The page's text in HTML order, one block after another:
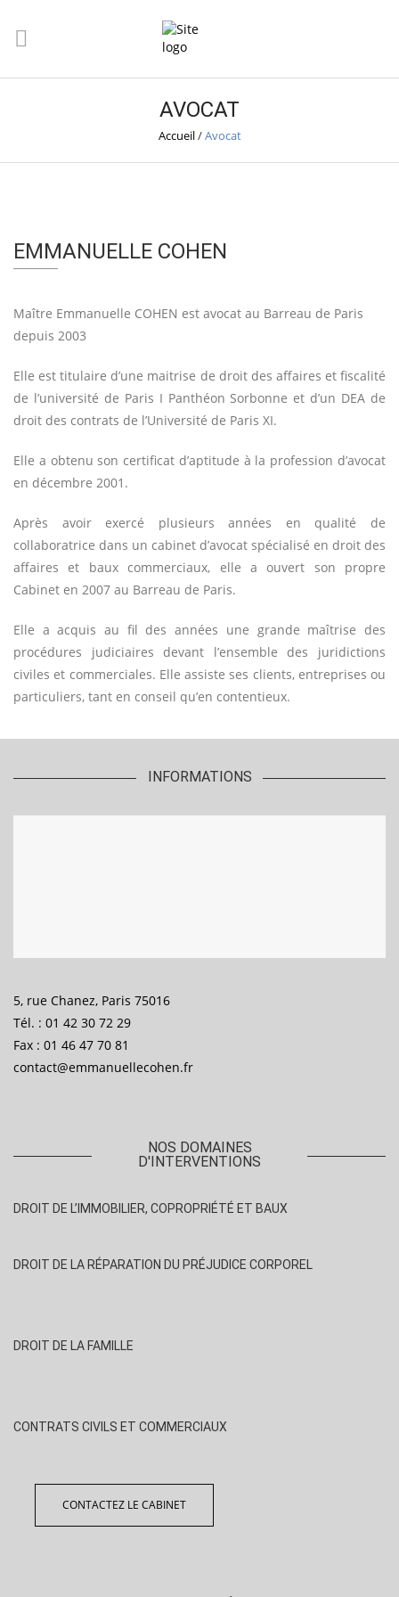
AVOCAT
Accueil/Avocat
EMMANUELLE COHEN
Maître Emmanuelle COHEN est avocat au Barreau de Paris
depuis 2003
Elle est titulaire d’une maitrise de droit des affaires et fiscalité
de l’université de Paris I Panthéon Sorbonne et d’un DEA de
droit des contrats de l’Université de Paris XI.
Elle a obtenu son certificat d’aptitude à la profession d’avocat
en décembre 2001.
Après avoir exercé plusieurs années en qualité de
collaboratrice dans un cabinet d’avocat spécialisé en droit des
affaires et baux commerciaux, elle a ouvert son propre
Cabinet en 2007 au Barreau de Paris.
Elle a acquis au fil des années une grande maîtrise des
procédures judiciaires devant l’ensemble des juridictions
civiles et commerciales. Elle assiste ses clients, entreprises ou
particuliers, tant en conseil qu’en contentieux.
INFORMATIONS
5, rue Chanez, Paris 75016
Tél. : 01 42 30 72 29
Fax : 01 46 47 70 81
contact@emmanuellecohen.fr
NOS DOMAINES
D'INTERVENTIONS
DROIT DE L’IMMOBILIER, COPROPRIÉTÉ ET BAUX
DROIT DE LA RÉPARATION DU PRÉJUDICE CORPOREL
DROIT DE LA FAMILLE
CONTRATS CIVILS ET COMMERCIAUX
CONTACTEZ LE CABINET